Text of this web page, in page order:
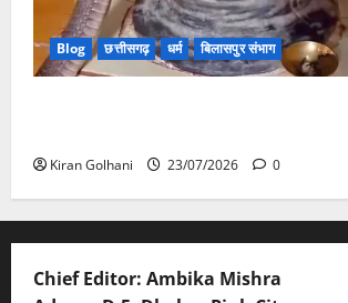
Blog छत्तीसगढ़ धर्म बिलासपुर संभाग
Kiran Golhani 23/07/2026 0
Chief Editor: Ambika Mishra